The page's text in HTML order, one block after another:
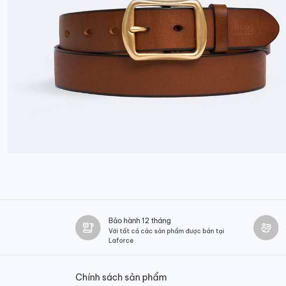
Bảo hành 12 tháng
Với tất cả các sản phẩm được bán tại
Laforce
Chính sách sản phẩm